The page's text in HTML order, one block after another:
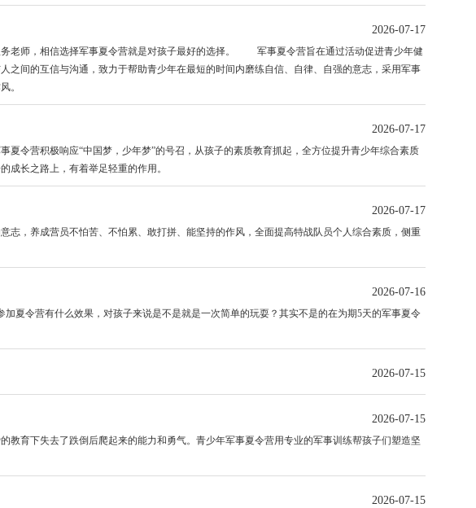
2026-07-17
老师，相信选择军事夏令营就是对孩子最好的选择。 军事夏令营旨在通过活动促进青少年健
之间的互信与沟通，致力于帮助青少年在最短的时间内磨练自信、自律、自强的意志，采用军事
。
2026-07-17
令营积极响应“中国梦，少年梦”的号召，从孩子的素质教育抓起，全方位提升青少年综合素质
成长之路上，有着举足轻重的作用。
2026-07-17
，养成营员不怕苦、不怕累、敢打拼、能坚持的作风，全面提高特战队员个人综合素质，侧重
2026-07-16
令营有什么效果，对孩子来说是不是就是一次简单的玩耍？其实不是的在为期5天的军事夏令
2026-07-15
2026-07-15
育下失去了跌倒后爬起来的能力和勇气。青少年军事夏令营用专业的军事训练帮孩子们塑造坚
2026-07-15